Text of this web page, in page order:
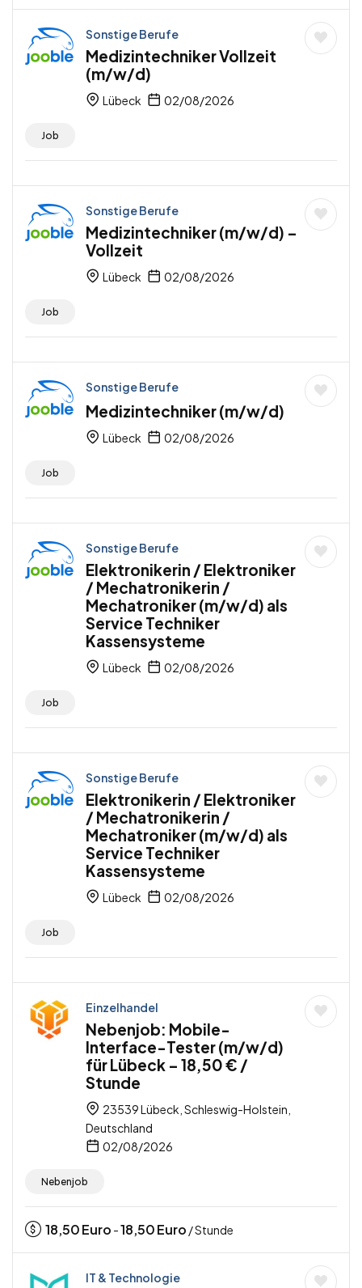
Sonstige Berufe
Medizintechniker Vollzeit
(m/w/d)
Lübeck 02/08/2026
Job
Sonstige Berufe
Medizintechniker (m/w/d) –
Vollzeit
Lübeck 02/08/2026
Job
Sonstige Berufe
Medizintechniker (m/w/d)
Lübeck 02/08/2026
Job
Sonstige Berufe
Elektronikerin / Elektroniker
/ Mechatronikerin /
Mechatroniker (m/w/d) als
Service Techniker
Kassensysteme
Lübeck 02/08/2026
Job
Sonstige Berufe
Elektronikerin / Elektroniker
/ Mechatronikerin /
Mechatroniker (m/w/d) als
Service Techniker
Kassensysteme
Lübeck 02/08/2026
Job
Einzelhandel
Nebenjob: Mobile-
Interface-Tester (m/w/d)
für Lübeck – 18,50 € /
Stunde
23539 Lübeck, Schleswig-Holstein,
Deutschland
02/08/2026
Nebenjob
18,50Euro -18,50Euro / Stunde
IT & Technologie